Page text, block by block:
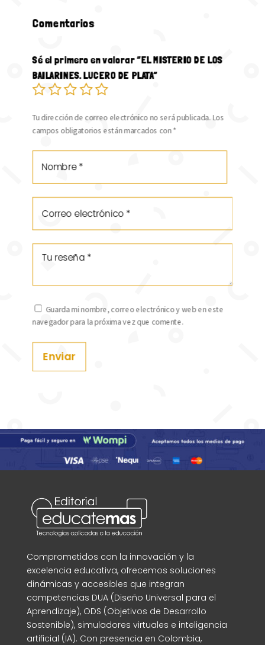
Comentarios
Sé el primero en valorar “EL MISTERIO DE LOS
BAILARINES. LUCERO DE PLATA”
Tu dirección de correo electrónico no será publicada. Los
campos obligatorios están marcados con*
Guarda mi nombre, correo electrónico y web en este
navegador para la próxima vez que comente.
Enviar
Comprometidos con la innovación y la
excelencia educativa, ofrecemos soluciones
dinámicas y accesibles que integran
competencias DUA (Diseño Universal para el
Aprendizaje), ODS (Objetivos de Desarrollo
Sostenible), simuladores virtuales e inteligencia
artificial (IA). Con presencia en Colombia,